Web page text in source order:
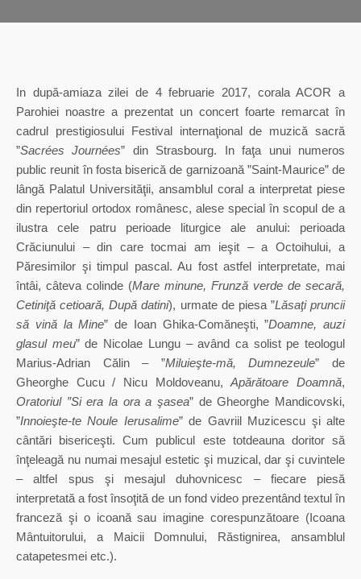
In după-amiaza zilei de 4 februarie 2017, corala ACOR a
Parohiei noastre a prezentat un concert foarte remarcat în
cadrul prestigiosului Festival internaţional de muzică sacră
”Sacrées Journées” din Strasbourg. In faţa unui numeros
public reunit în fosta biserică de garnizoană ”Saint-Maurice” de
lângă Palatul Universităţii, ansamblul coral a interpretat piese
din repertoriul ortodox românesc, alese special în scopul de a
ilustra cele patru perioade liturgice ale anului: perioada
Crăciunului – din care tocmai am ieşit – a Octoihului, a
Păresimilor şi timpul pascal. Au fost astfel interpretate, mai
întâi, câteva colinde (Mare minune, Frunză verde de secară,
Cetiniţă cetioară, După datini), urmate de piesa ”Lăsaţi pruncii
să vină la Mine” de Ioan Ghika-Comăneşti, ”Doamne, auzi
glasul meu” de Nicolae Lungu – având ca solist pe teologul
Marius-Adrian Călin – ”Miluieşte-mă, Dumnezeule” de
Gheorghe Cucu / Nicu Moldoveanu,Apărătoare Doamnă,
Oratoriul ”Si era la ora a şasea” de Gheorghe Mandicovski,
”Innoieşte-te Noule Ierusalime” de Gavriil Muzicescu şi alte
cântări bisericeşti. Cum publicul este totdeauna doritor să
înţeleagă nu numai mesajul estetic şi muzical, dar şi cuvintele
– altfel spus şi mesajul duhovnicesc – fiecare piesă
interpretată a fost însoţită de un fond video prezentând textul în
franceză şi o icoană sau imagine corespunzătoare (Icoana
Mântuitorului, a Maicii Domnului, Răstignirea, ansamblul
catapetesmei etc.).